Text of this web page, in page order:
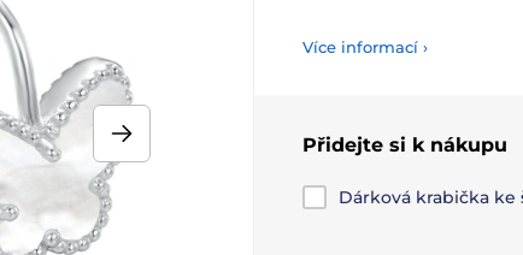
Více informací ›
Přidejte si k nákupu
Dárková krabička ke